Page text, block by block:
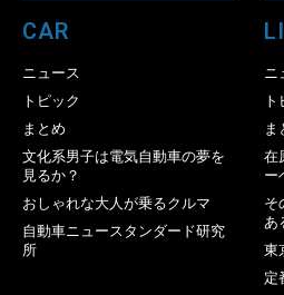
CAR
ニュース
トピック
まとめ
文化系男子は電気自動車の夢を
見るか？
おしゃれな大人が乗るクルマ
自動車ニュースタンダード研究
所
ニ
ト
ま
在
ー
そ
あ
東
定